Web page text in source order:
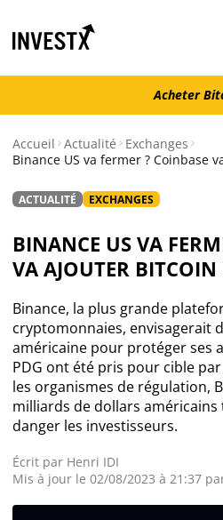
Acheter
Actualité Ethereum
Actualité Altcoins
Actualité NFT
Actualité Exchanges
Actualité IA
Acheter
Accueil Actualité
Exchanges
Binance US va fermer ? Coinbase
ACTUALITÉ EXCHANGES
BINANCE US VA
VA AJOUTER
Binance, la plus grande
cryptomonnaies, envisagerait
américaine pour protéger ses
PDG ont été pris pour cible par
les organismes de régulation,
milliards de dollars
danger les investisseurs.
Écrit par Henri IDI
Mis à jour le 02/08/2023 à 21:37